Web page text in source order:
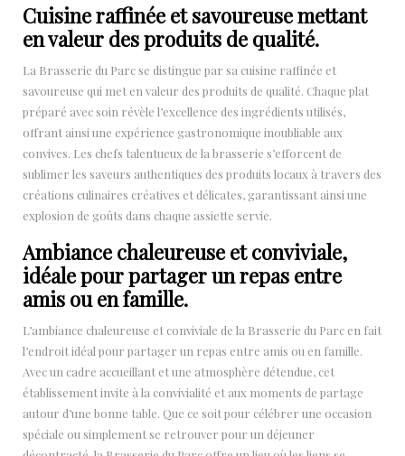
Cuisine raffinée et savoureuse mettant
en valeur des produits de qualité.
La Brasserie du Parc se distingue par sa cuisine raffinée et
savoureuse qui met en valeur des produits de qualité. Chaque plat
préparé avec soin révèle l’excellence des ingrédients utilisés,
offrant ainsi une expérience gastronomique inoubliable aux
convives. Les chefs talentueux de la brasserie s’efforcent de
sublimer les saveurs authentiques des produits locaux à travers des
créations culinaires créatives et délicates, garantissant ainsi une
explosion de goûts dans chaque assiette servie.
Ambiance chaleureuse et conviviale,
idéale pour partager un repas entre
amis ou en famille.
L’ambiance chaleureuse et conviviale de la Brasserie du Parc en fait
l’endroit idéal pour partager un repas entre amis ou en famille.
Avec un cadre accueillant et une atmosphère détendue, cet
établissement invite à la convivialité et aux moments de partage
autour d’une bonne table. Que ce soit pour célébrer une occasion
spéciale ou simplement se retrouver pour un déjeuner